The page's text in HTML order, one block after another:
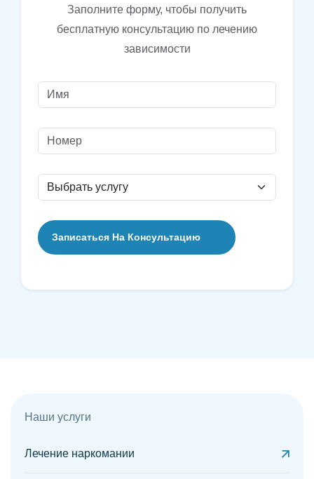
Заполните форму, чтобы получить
бесплатную консультацию по лечению
зависимости
Наши услуги
Лечение наркомании